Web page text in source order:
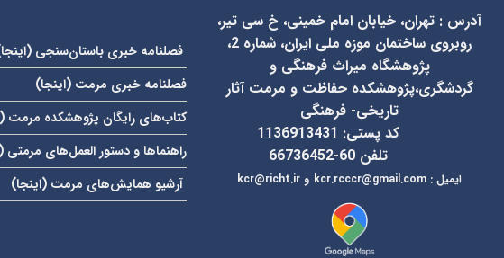
آدرس : تهران، خیابان امام خمینی، خ سی تیر،
روبروی ساختمان موزه ملی ایران، شماره 2،
پژوهشگاه میراث فرهنگی و
گردشگری،پژوهشکده حفاظت و مرمت آثار
تاریخی- فرهنگی
کد پستی: 1136913431
تلفن 60-66736452
ایمیل: و kcr.rcccr@gmail.com
فصلنامه خبری باستان‌سنجی (اینجا
فصلنامه خبری مرمت (اینجا)
کتاب‌های رایگان پژوهشکده مرمت (
راهنماها و دستور العمل‌های مرمتی
آرشیو همایش‌های مرمت (اینجا)